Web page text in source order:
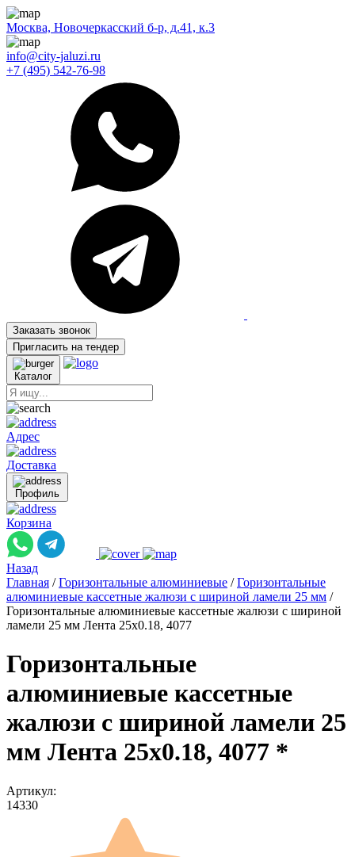
Москва, Новочеркасский б-р, д.41, к.3
info@city-jaluzi.ru
+7 (495) 542-76-98
Заказать звонок
Пригласить на тендер
Каталог
Адрес
Доставка
Профиль
Корзина
Назад
Главная / Горизонтальные алюминиевые / Горизонтальные
алюминиевые кассетные жалюзи с шириной ламели 25 мм /
Горизонтальные алюминиевые кассетные жалюзи с шириной
ламели 25 мм Лента 25x0.18, 4077
Горизонтальные
алюминиевые кассетные
жалюзи с шириной ламели 25
мм Лента 25x0.18, 4077 *
Артикул:
14330